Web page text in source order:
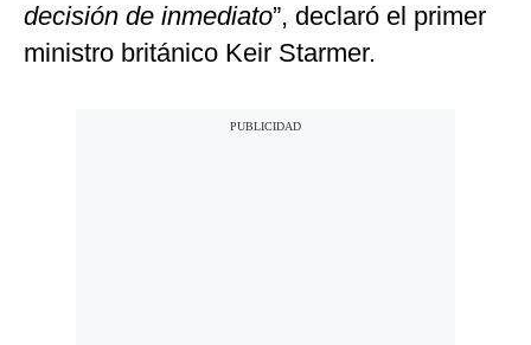
decisión de inmediato”, declaró el primer
ministro británico Keir Starmer.